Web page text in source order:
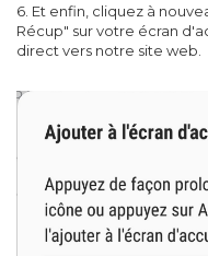
6. Et enfin, cliquez à
Récup" sur votre écran
direct vers notre site web.